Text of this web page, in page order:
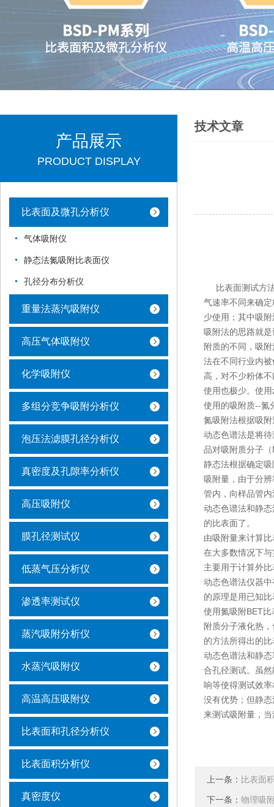
产品展示
PRODUCT DISPLAY
比表面及微孔分析仪
气体吸附仪
静态法氮吸附比表面仪
孔径分布分析仪
重量法蒸汽吸附仪
高压气体吸附仪
化学吸附仪
多组分竞争吸附分析仪
泡压法滤膜孔径分析仪
真密度及孔隙率分析仪
高压吸附仪
膜孔径测试仪
低蒸气压分析仪
渗透率测试仪
蒸汽吸附分析仪
水蒸汽吸附仪
高温高压吸附仪
比表面和孔径分析仪
比表面积分析仪
真密度仪
技术文章
比表面测试方法
气速率不同来确
少使用；其中吸
吸附法的思路就
附质的不同，吸
法在不同行业内
高，对不少粉体
使用也极少。使
使用的吸附质--氮
氮吸附法根据吸
动态色谱法是将
品对吸附质分子
静态法根据确定
吸附量，由于分
管内，向样品管
动态色谱法和静
的比表面了。
由吸附量来计算
在大多数情况下
主要用于计算外
动态色谱法仪器
的原理是用已知
使用氮吸附BET
附质分子液化热
的方法所得出的
动态色谱法和静
合孔径测试。虽
响等使得测试效
没有优势；但静
来测试吸附量，
上一条： 比表面
下一条： 物理吸